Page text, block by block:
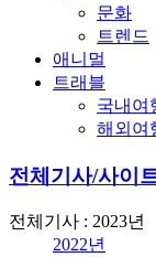
문화
트렌드
애니멀
트래블
국내여
해외여
전체기사/사이
전체기사 : 2023년
2022년